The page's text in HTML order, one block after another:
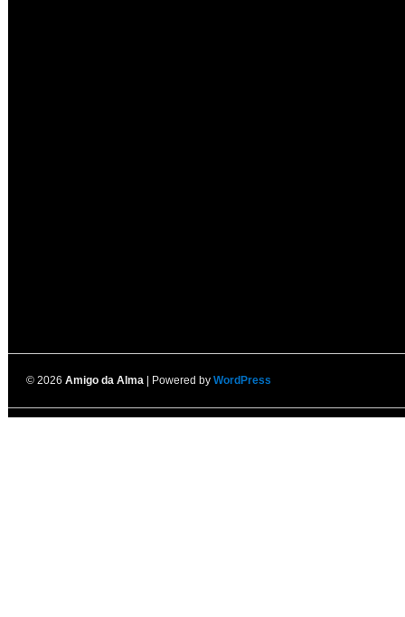
© 2026 Amigo da Alma | Powered by WordPress